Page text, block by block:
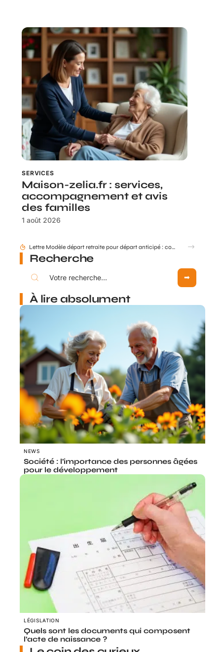
SERVICES
Maison-zelia.fr : services,
accompagnement et avis
des familles
1 août 2026
Comment mettre à jour mes données retraite via mon compte Agirc Arrco par France Connect ?
Recherche
À lire absolument
NEWS
Société : l’importance des personnes âgées
pour le développement
LÉGISLATION
Quels sont les documents qui composent
l’acte de naissance ?